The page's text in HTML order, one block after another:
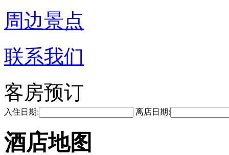
周边景点
联系我们
客房预订
入住日期: 离店日期:
酒店地图